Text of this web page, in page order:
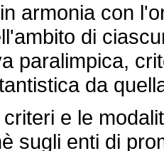
armonia con
di
paralimpica,
da
e le
sugli enti di